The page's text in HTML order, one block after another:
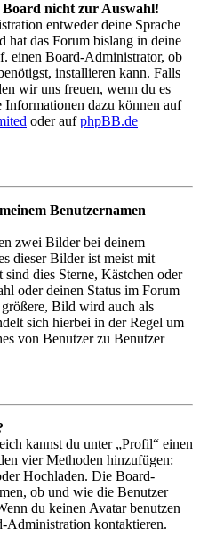
Board nicht zur Auswahl!
entweder deine Sprache
hat das Forum bislang in deine
einen Board-Administrator, ob
installieren kann. Falls
wir uns freuen, wenn du es
Informationen dazu können auf
oder aufphpBB.de
Benutzernamen
zwei Bilder bei deinem
dieser Bilder ist meist mit
dies Sterne, Kästchen oder
oder deinen Status im Forum
Bild wird auch als
sich hierbei in der Regel um
von Benutzer zu Benutzer
kannst du unter „Profil“ einen
vier Methoden hinzufügen:
Hochladen. Die Board-
ob und wie die Benutzer
du keinen Avatar benutzen
Administration kontaktieren.